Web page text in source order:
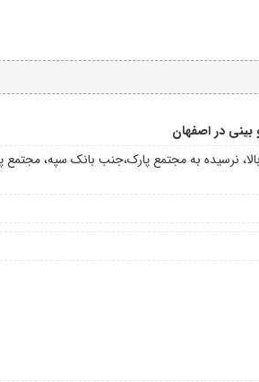
در اصفهان
نرسیده به مجتمع پارک،جنب بانک سپه، مجتمع